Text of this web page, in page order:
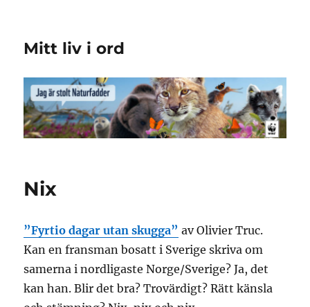
Mitt liv i ord
Nix
”Fyrtio dagar utan skugga” av Olivier Truc.
Kan en fransman bosatt i Sverige skriva om
samerna i nordligaste Norge/Sverige? Ja, det
kan han. Blir det bra? Trovärdigt? Rätt känsla